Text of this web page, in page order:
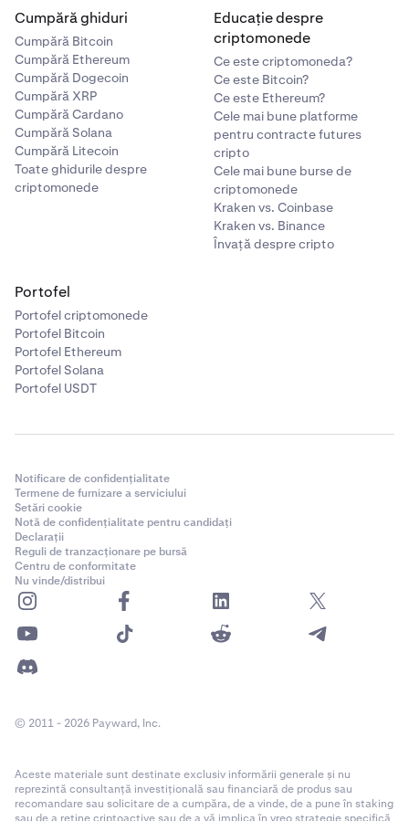
Cumpără ghiduri
Cumpără Bitcoin
Cumpără Ethereum
Cumpără Dogecoin
Cumpără XRP
Cumpără Cardano
Cumpără Solana
Cumpără Litecoin
Toate ghidurile despre
criptomonede
Educație despre
criptomonede
Ce este criptomoneda?
Ce este Bitcoin?
Ce este Ethereum?
Cele mai bune platforme
pentru contracte futures
cripto
Cele mai bune burse de
criptomonede
Kraken vs. Coinbase
Kraken vs. Binance
Învață despre cripto
Portofel
Portofel criptomonede
Portofel Bitcoin
Portofel Ethereum
Portofel Solana
Portofel USDT
Notificare de confidențialitate
Termene de furnizare a serviciului
Setări cookie
Notă de confidențialitate pentru candidați
Declarații
Reguli de tranzacționare pe bursă
Centru de conformitate
Nu vinde/distribui
© 2011 - 2026 Payward, Inc.
Aceste materiale sunt destinate exclusiv informării generale și nu
reprezintă consultanță investițională sau financiară de produs sau
recomandare sau solicitare de a cumpăra, de a vinde, de a pune în staking